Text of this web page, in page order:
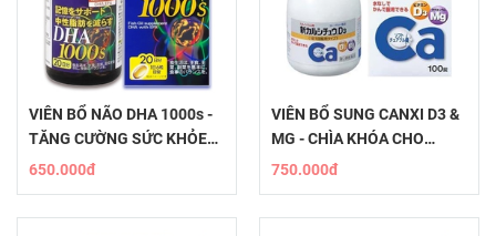
VIÊN BỔ NÃO DHA 1000s -
TĂNG CƯỜNG SỨC KHỎE
TINH THẦN
650.000đ
VIÊN BỔ SUNG CANXI D3 &
MG - CHÌA KHÓA CHO
XƯƠNG VỮNG CHẮC
750.000đ